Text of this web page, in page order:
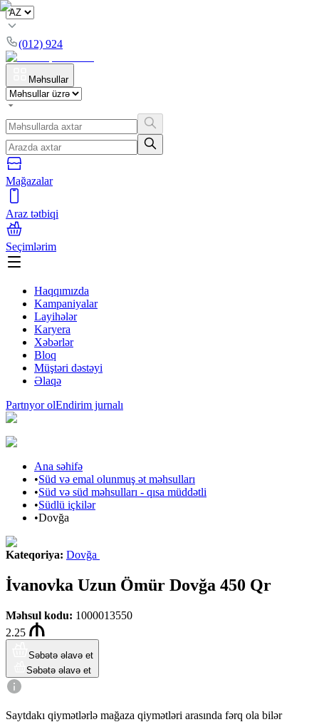
(012) 924
Məhsullar
Mağazalar
Araz tətbiqi
Seçimlərim
Haqqımızda
Kampaniyalar
Layihələr
Karyera
Xəbərlər
Bloq
Müştəri dəstəyi
Əlaqə
Partnyor olEndirim jurnalı
Ana səhifə
•Süd və emal olunmuş ət məhsulları
•Süd və süd məhsulları - qısa müddətli
•Südlü içkilər
•Dovğa
Kateqoriya: Dovğa
İvanovka Uzun Ömür Dovğa 450 Qr
Məhsul kodu: 1000013550
2.25
Səbətə əlavə et
Səbətə əlavə et
Saytdakı qiymətlərlə mağaza qiymətləri arasında fərq ola bilər